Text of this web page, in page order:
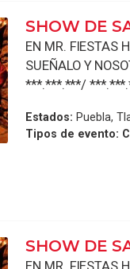
SHOW DE
EN MR. FIESTAS
SUEÑALO Y
***.***.***/
Estados: Puebla,
Tipos de evento:
SHOW DE